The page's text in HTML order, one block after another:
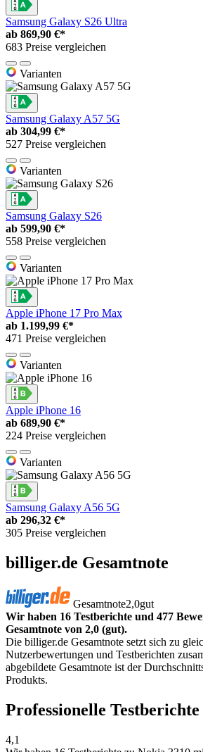
Samsung Galaxy S26 Ultra
ab 869,90 €*
683 Preise vergleichen
Varianten
Samsung Galaxy A57 5G
ab 304,99 €*
527 Preise vergleichen
Varianten
Samsung Galaxy S26
ab 599,90 €*
558 Preise vergleichen
Varianten
Apple iPhone 17 Pro Max
ab 1.199,99 €*
471 Preise vergleichen
Varianten
Apple iPhone 16
ab 689,90 €*
224 Preise vergleichen
Varianten
Samsung Galaxy A56 5G
ab 296,32 €*
305 Preise vergleichen
billiger.de Gesamtnote
Gesamtnote2,0gut
Wir haben 16 Testberichte und 477
Gesamtnote von 2,0 (gut).
Die billiger.de Gesamtnote setzt sich zu
Nutzerbewertungen und Testberichten
abgebildete Gesamtnote ist der
Produkts.
Professionelle Testberichte
4,1